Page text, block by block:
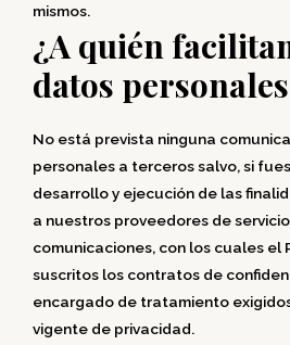
mismos.
¿A quién
datos
No está prevista ninguna
personales a terceros salvo, si
desarrollo y ejecución de las
a nuestros proveedores de
comunicaciones, con los cuales el
suscritos los contratos de
encargado de tratamiento
vigente de privacidad.